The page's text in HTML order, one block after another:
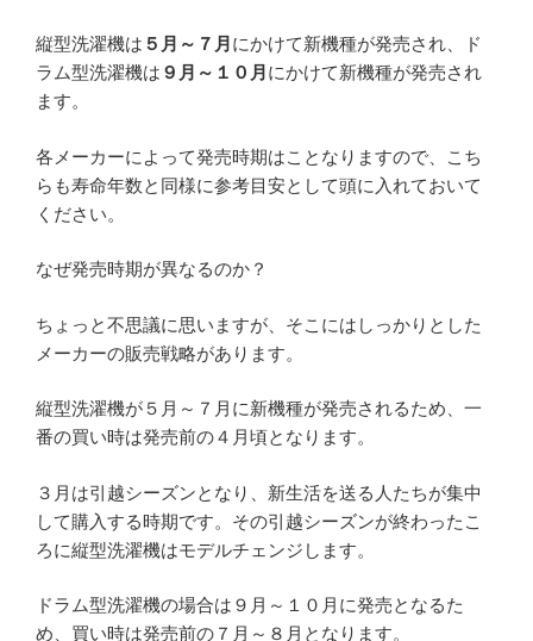
縦型洗濯機は ５月～７月 にかけて新機種が発売され、ド
ラム型洗濯機は ９月～１０月 にかけて新機種が発売され
ます。
各メーカーによって発売時期はことなりますので、こち
らも寿命年数と同様に参考目安として頭に入れておいて
ください。
なぜ発売時期が異なるのか？
ちょっと不思議に思いますが、そこにはしっかりとした
メーカーの販売戦略があります。
縦型洗濯機が５月～７月に新機種が発売されるため、一
番の買い時は発売前の４月頃となります。
３月は引越シーズンとなり、新生活を送る人たちが集中
して購入する時期です。その引越シーズンが終わったこ
ろに縦型洗濯機はモデルチェンジします。
ドラム型洗濯機の場合は９月～１０月に発売となるた
め、買い時は発売前の７月～８月となります。